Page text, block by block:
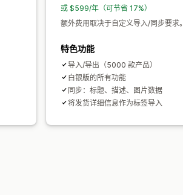
或 $599/年（可节省 17%）
额外费用取决于自定义导入/同步要求。
特色功能
导入/导出（5000 款产品）
白银版的所有功能
同步：标题、描述、图片数据
将发货详细信息作为标签导入